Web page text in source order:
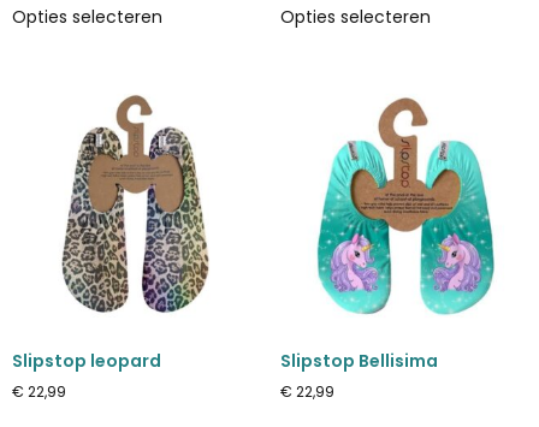
Opties selecteren Opties selecteren
Slipstop leopard
€ 22,99
Slipstop Bellisima
€ 22,99